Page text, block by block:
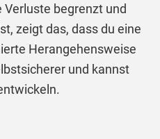
Verluste begrenzt und
zeigt das, dass du eine
Herangehensweise
und kannst